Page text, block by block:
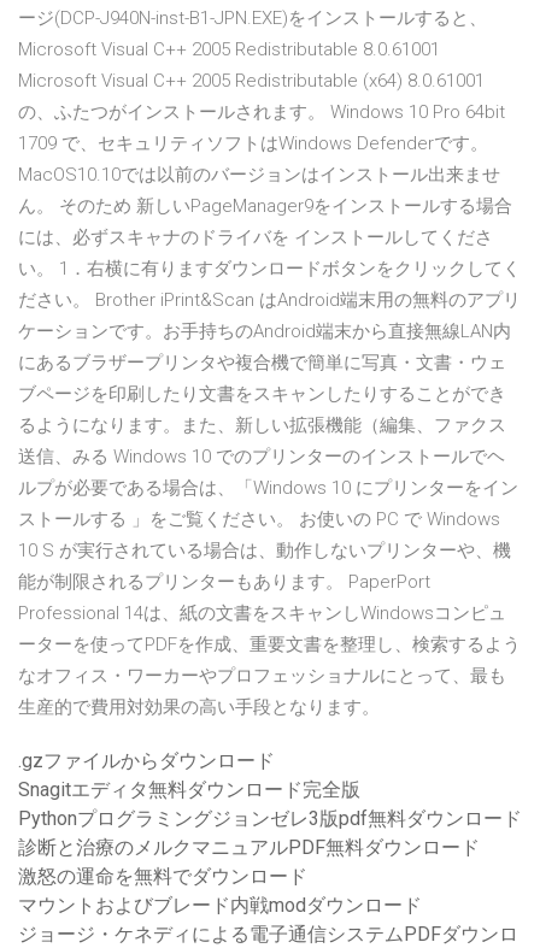
ージ(DCP-J940N-inst-B1-JPN.EXE)をインストールすると、
Microsoft Visual C++ 2005 Redistributable 8.0.61001
Microsoft Visual C++ 2005 Redistributable (x64) 8.0.61001
の、ふたつがインストールされます。 Windows 10 Pro 64bit
1709 で、セキュリティソフトはWindows Defenderです。
MacOS10.10では以前のバージョンはインストール出来ませ
ん。 そのため 新しいPageManager9をインストールする場合
には、必ずスキャナのドライバを インストールしてくださ
い。 1．右横に有りますダウンロードボタンをクリックしてく
ださい。 Brother iPrint&Scan はAndroid端末用の無料のアプリ
ケーションです。お手持ちのAndroid端末から直接無線LAN内
にあるブラザープリンタや複合機で簡単に写真・文書・ウェ
ブページを印刷したり文書をスキャンしたりすることができ
るようになります。また、新しい拡張機能（編集、ファクス
送信、みる Windows 10 でのプリンターのインストールでヘ
ルプが必要である場合は、「Windows 10 にプリンターをイン
ストールする 」をご覧ください。 お使いの PC で Windows
10 S が実行されている場合は、動作しないプリンターや、機
能が制限されるプリンターもあります。 PaperPort
Professional 14は、紙の文書をスキャンしWindowsコンピュ
ーターを使ってPDFを作成、重要文書を整理し、検索するよう
なオフィス・ワーカーやプロフェッショナルにとって、最も
生産的で費用対効果の高い手段となります。
.gzファイルからダウンロード
Snagitエディタ無料ダウンロード完全版
Pythonプログラミングジョンゼレ3版pdf無料ダウンロード
診断と治療のメルクマニュアルPDF無料ダウンロード
激怒の運命を無料でダウンロード
マウントおよびブレード内戦modダウンロード
ジョージ・ケネディによる電子通信システムPDFダウンロ